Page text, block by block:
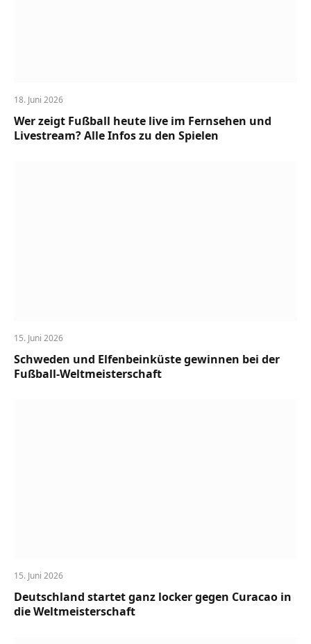
18. Juni 2026
Wer zeigt Fußball heute live im Fernsehen und
Livestream? Alle Infos zu den Spielen
15. Juni 2026
Schweden und Elfenbeinküste gewinnen bei der
Fußball-Weltmeisterschaft
15. Juni 2026
Deutschland startet ganz locker gegen Curacao in
die Weltmeisterschaft